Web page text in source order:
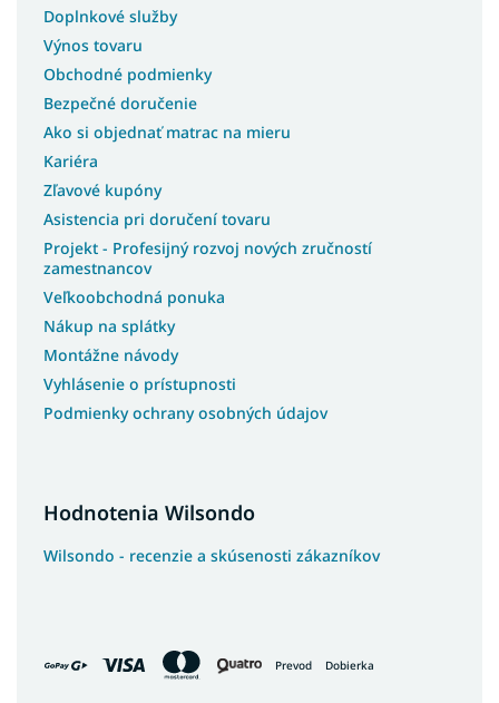
Doplnkové služby
Výnos tovaru
Obchodné podmienky
Bezpečné doručenie
Ako si objednať matrac na mieru
Kariéra
Zľavové kupóny
Asistencia pri doručení tovaru
Projekt - Profesijný rozvoj nových zručností
zamestnancov
Veľkoobchodná ponuka
Nákup na splátky
Montážne návody
Vyhlásenie o prístupnosti
Podmienky ochrany osobných údajov
Hodnotenia Wilsondo
Wilsondo - recenzie a skúsenosti zákazníkov
Prevod Dobierka